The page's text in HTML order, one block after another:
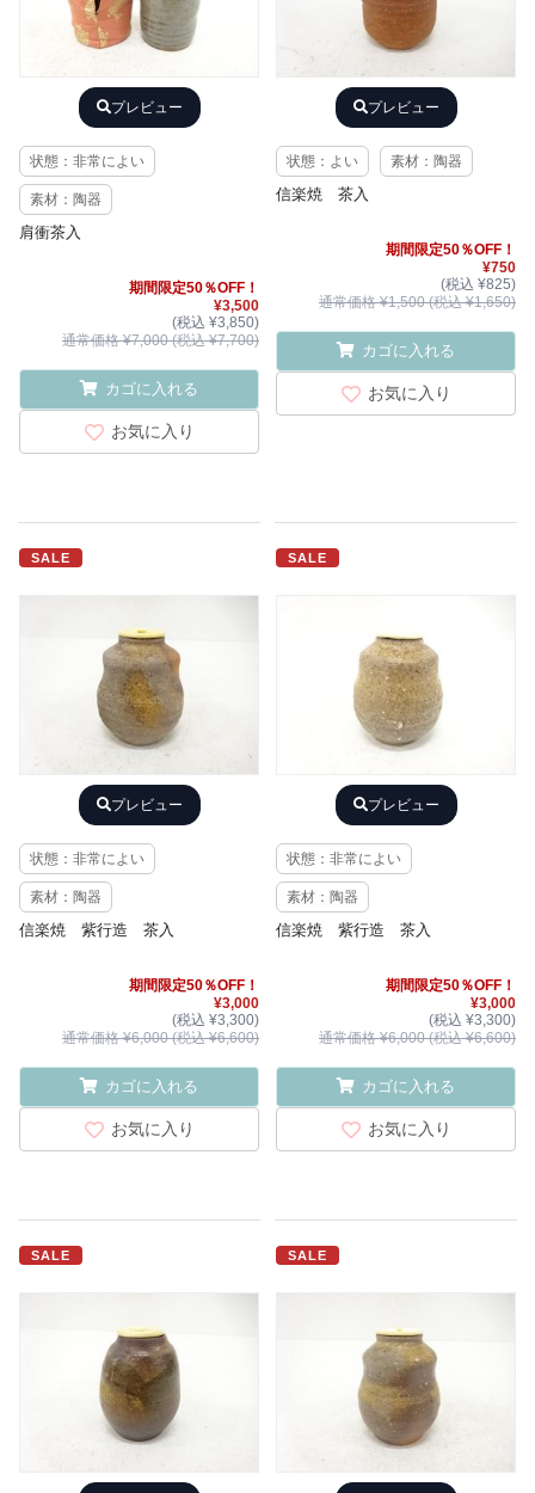
プレビュー
状態：非常によい
素材：陶器
肩衝茶入
期間限定50％OFF！
¥3,500
(税込 ¥3,850)
通常価格 ¥7,000 (税込 ¥7,700)
カゴに入れる
お気に入り
プレビュー
状態：よい 素材：陶器
信楽焼 茶入
期間限定50％OFF！
¥750
(税込 ¥825)
通常価格 ¥1,500 (税込 ¥1,650)
カゴに入れる
お気に入り
SALE
プレビュー
状態：非常によい
素材：陶器
信楽焼 紫行造 茶入
期間限定50％OFF！
¥3,000
(税込 ¥3,300)
通常価格 ¥6,000 (税込 ¥6,600)
カゴに入れる
お気に入り
SALE
プレビュー
状態：非常によい
素材：陶器
信楽焼 紫行造 茶入
期間限定50％OFF！
¥3,000
(税込 ¥3,300)
通常価格 ¥6,000 (税込 ¥6,600)
カゴに入れる
お気に入り
SALE SALE